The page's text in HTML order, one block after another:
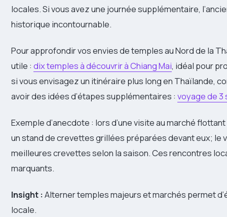
locales. Si vous avez une journée supplémentaire,
historique incontournable.
Pour approfondir vos envies de temples au Nord de la
utile : dix temples à découvrir à Chiang Mai, idéal pour
si vous envisagez un itinéraire plus long en Thaïlande,
avoir des idées d’étapes supplémentaires : voyage de 3
Exemple d’anecdote : lors d’une visite au marché
un stand de crevettes grillées préparées devant eux; le
meilleures crevettes selon la saison. Ces rencontres
marquants.
Insight : Alterner temples majeurs et marchés permet
locale.